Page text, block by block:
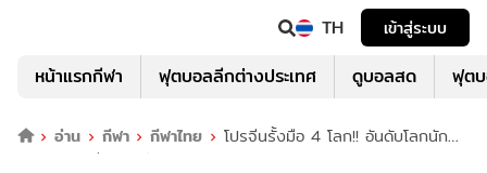
TH เข้าสู่ระบบ
หน้าแรกกีฬา ฟุตบอลลีกต่างประเทศ ดูบอลสด ฟุต
อ่าน กีฬา กีฬาไทย
โปรจีนรั้งมือ 4 โลก!! อันดับโลกนัก
กอล์ฟหญิงล่าสุด หลังจบฮอนด้า LPGA